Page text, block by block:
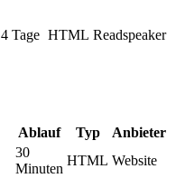
4 Tage HTML Readspeaker
Ablauf Typ
Anbieter
30
Minuten
HTML Website